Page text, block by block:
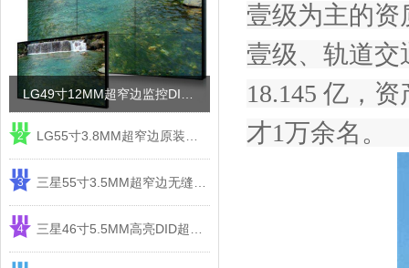
2
3
4
壹级为主的
壹级、轨道
18.145 亿，
才1万余名。